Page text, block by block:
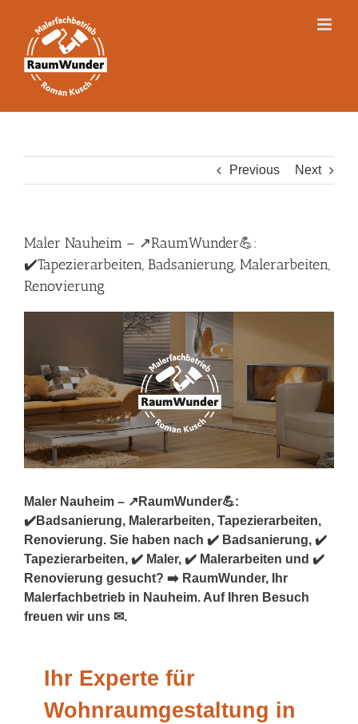
content
Previous Next
Maler Nauheim – ↗️RaumWunder💪:
✔️Tapezierarbeiten, Badsanierung, Malerarbeiten,
Renovierung
Maler Nauheim – ↗️RaumWunder💪:
✔️Badsanierung, Malerarbeiten, Tapezierarbeiten,
Renovierung. Sie haben nach ✔️ Badsanierung, ✔️
Tapezierarbeiten, ✔️ Maler, ✔️ Malerarbeiten und ✔️
Renovierung gesucht? ➡️ RaumWunder, Ihr
Malerfachbetrieb in Nauheim. Auf Ihren Besuch
freuen wir uns ✉.
Ihr Experte für
Wohnraumgestaltung in